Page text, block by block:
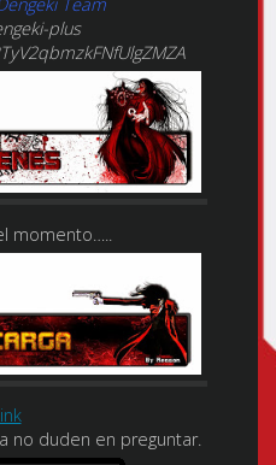
plus
momento…..
no duden en preguntar.